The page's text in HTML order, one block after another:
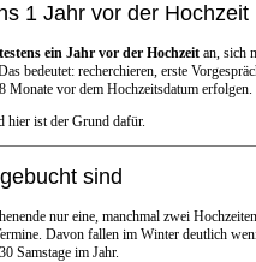
1 Jahr vor der Hochzeit
ein Jahr vor der Hochzeit an, sich
bedeutet: recherchieren, erste
Monate vor dem Hochzeitsdatum erfolgen.
hier ist der Grund dafür.
sind
nur eine, manchmal zwei
Davon fallen im Winter deutlich
Samstage im Jahr.